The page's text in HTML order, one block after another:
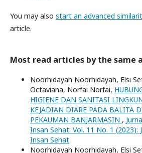
You may also start an advanced
article.
Most read articles by the same
Noorhidayah Noorhidayah, Elsi
Octaviana, Norfai Norfai,
HIGIENE DAN SANITASI
KEJADIAN DIARE PADA BALITA
PEKAUMAN BANJARMASIN ,
Insan Sehat: Vol. 11 No. 1 (2023):
Insan Sehat
Noorhidayah Noorhidayah, Elsi